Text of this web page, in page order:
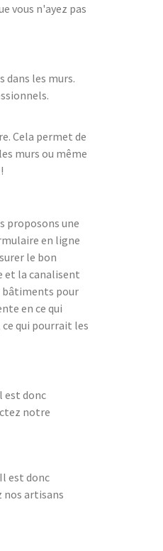
vous n'ayez pas
dans les murs.
Cela permet de
murs ou même
proposons une
en ligne
le bon
et la canalisent
bâtiments pour
en ce qui
qui pourrait les
est donc
notre
est donc
artisans